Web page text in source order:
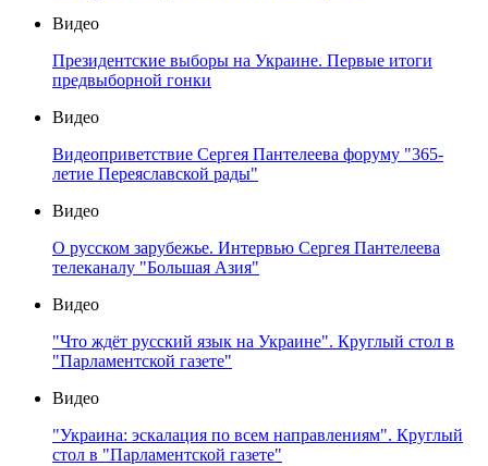
Видео
Президентские выборы на Украине. Первые итоги
предвыборной гонки
Видео
Видеоприветствие Сергея Пантелеева форуму "365-
летие Переяславской рады"
Видео
О русском зарубежье. Интервью Сергея Пантелеева
телеканалу "Большая Азия"
Видео
"Что ждёт русский язык на Украине". Круглый стол в
"Парламентской газете"
Видео
"Украина: эскалация по всем направлениям". Круглый
стол в "Парламентской газете"